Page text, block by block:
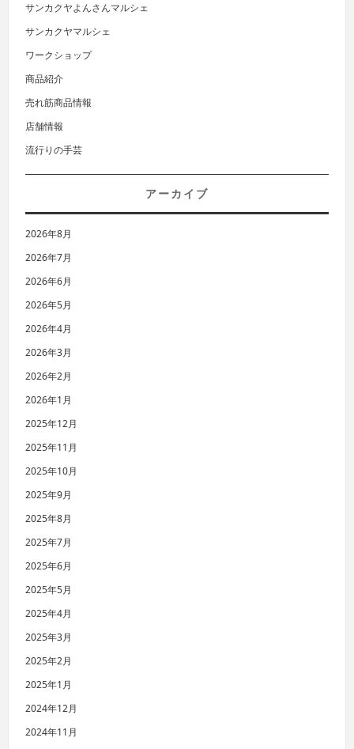
サンカクヤよんさんマルシェ
サンカクヤマルシェ
ワークショップ
商品紹介
売れ筋商品情報
店舗情報
流行りの手芸
アーカイブ
2026年8月
2026年7月
2026年6月
2026年5月
2026年4月
2026年3月
2026年2月
2026年1月
2025年12月
2025年11月
2025年10月
2025年9月
2025年8月
2025年7月
2025年6月
2025年5月
2025年4月
2025年3月
2025年2月
2025年1月
2024年12月
2024年11月